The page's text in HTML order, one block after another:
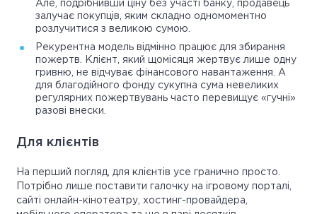
Але, подрібнивши ціну без участі банку, продавець
залучає покупців, яким складно одномоментно
розлучитися з великою сумою.
Рекурентна модель відмінно працює для збирання
пожертв. Клієнт, який щомісяця жертвує лише одну
гривню, не відчуває фінансового навантаження. А
для благодійного фонду сукупна сума невеликих
регулярних пожертвувань часто перевищує «гучні»
разові внески.
Для клієнтів
На перший погляд, для клієнтів усе гранично просто.
Потрібно лише поставити галочку на ігровому порталі,
сайті онлайн-кінотеатру, хостинг-провайдера,